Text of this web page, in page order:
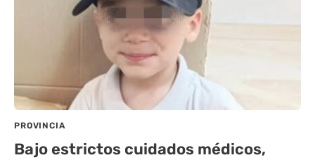
PROVINCIA
Bajo estrictos cuidados médicos,